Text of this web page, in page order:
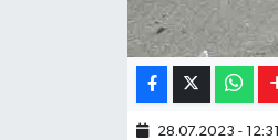
28.07.2023 - 12:31